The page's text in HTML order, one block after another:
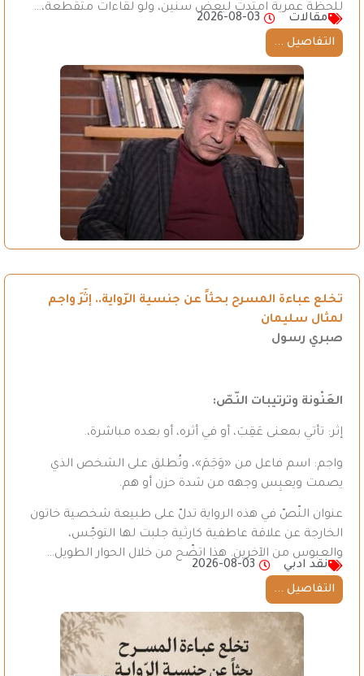
للحظة عمرية امتدت لبعض سنين، ولو لقاءات متقطعة،…
مقالات
2026-08-03
التفاصيل ...
تخلع عباءة المسرح بحثاً عن جنسية الرّواية.. إثَرَ واجم
لمثال سليمان
صبري رسول
العَنْونة وترتيبات النّصّ:
إثر: تأتي بمعنى عَقِبَ، أو في أثره، أو بعده مباشرة،.
واجم: اسم فاعل من «وَجَمَ»، وتُطلق على الشخص الذي
يصمت ويعبِس وجهه من شدة حزن أو هم.
عنوان النّصّ في هذه الرواية تدلّ على طبيعة شخصية خاتون
الخارجة عن علاقة عاطفية كارثية جلبت لها التوجّس،
والعبوس من الآخرين. هذا اتضّح من خلال الحوار الطويل…
نقد ادبي
2026-08-03
التفاصيل ...